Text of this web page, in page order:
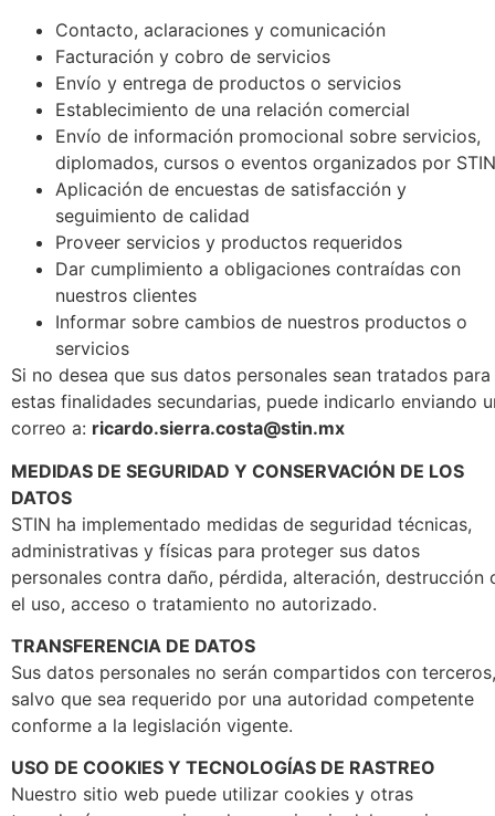
Contacto, aclaraciones y comunicación
Facturación y cobro de servicios
Envío y entrega de productos o servicios
Establecimiento de una relación comercial
Envío de información promocional sobre servicios,
diplomados, cursos o eventos organizados por STIN
Aplicación de encuestas de satisfacción y
seguimiento de calidad
Proveer servicios y productos requeridos
Dar cumplimiento a obligaciones contraídas con
nuestros clientes
Informar sobre cambios de nuestros productos o
servicios
Si no desea que sus datos personales sean tratados para
estas finalidades secundarias, puede indicarlo enviando
correo a: ricardo.sierra.costa@stin.mx
MEDIDAS DE SEGURIDAD Y CONSERVACIÓN DE LOS
DATOS
STIN ha implementado medidas de seguridad técnicas,
administrativas y físicas para proteger sus datos
personales contra daño, pérdida, alteración, destrucción
el uso, acceso o tratamiento no autorizado.
TRANSFERENCIA DE DATOS
Sus datos personales no serán compartidos con terceros,
salvo que sea requerido por una autoridad competente
conforme a la legislación vigente.
USO DE COOKIES Y TECNOLOGÍAS DE RASTREO
Nuestro sitio web puede utilizar cookies y otras